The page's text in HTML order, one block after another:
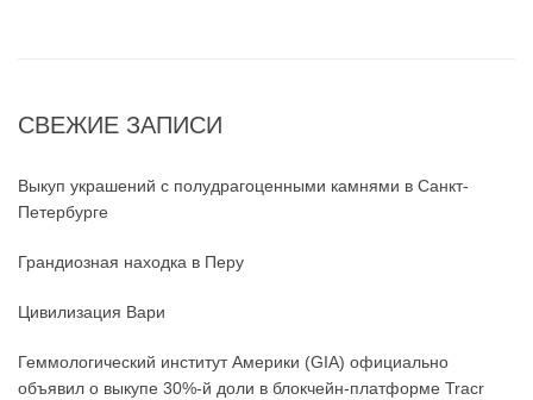
СВЕЖИЕ ЗАПИСИ
Выкуп украшений с полудрагоценными камнями в Санкт-
Петербурге
Грандиозная находка в Перу
Цивилизация Вари
Геммологический институт Америки (GIA) официально
объявил о выкупе 30%-й доли в блокчейн-платформе Tracr